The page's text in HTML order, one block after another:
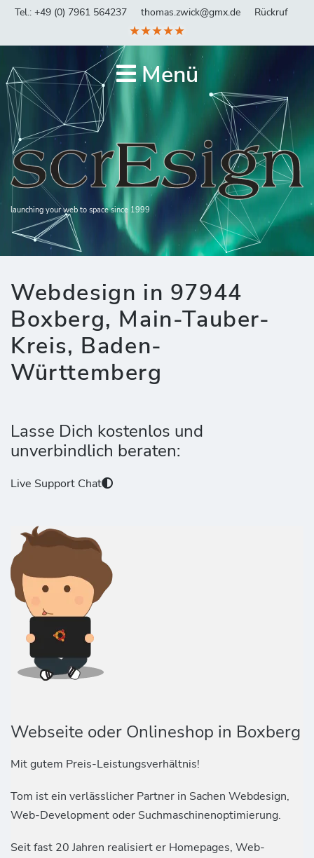
Tel.: +49 (0) 7961 564237 thomas.zwick@gmx.de Rückruf
★★★★★
Menü
launching your web to space since 1999
Webdesign in 97944
Boxberg, Main-Tauber-
Kreis, Baden-
Württemberg
Lasse Dich kostenlos und
unverbindlich beraten:
Live Support Chat
Webseite oder Onlineshop in Boxberg
Mit gutem Preis-Leistungsverhältnis!
Tom ist ein verlässlicher Partner in Sachen Webdesign,
Web-Development oder Suchmaschinenoptimierung.
Seit fast 20 Jahren realisiert er Homepages, Web-